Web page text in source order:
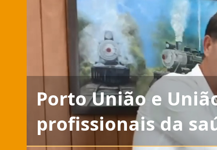
Porto União e
profissionais da